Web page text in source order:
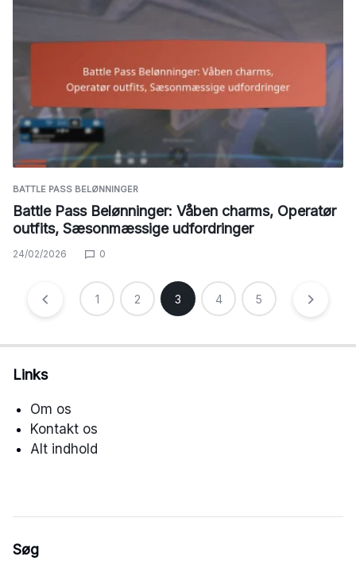
BATTLE PASS BELØNNINGER
Battle Pass Belønninger: Våben charms, Operatør
outfits, Sæsonmæssige udfordringer
24/02/2026 0
Posts
pagination
1 2 3 4 5
Links
Om os
Kontakt os
Alt indhold
Søg